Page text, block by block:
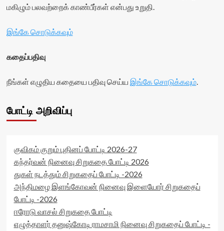
data-
rater-
data-
attribute='true'
<span
class='yasr-
average'>0
(0)
</span>
</div>
stars-
rater-
readonly-
data-
starsize='16'
data-
rater-
postid='16585'
data-
rater-
readonly='true'
data-
readonly-
மகிழும் பலவற்றைக் காண்பீர்கள் என்பது உறுதி.
இங்கே சொடுக்கவும்
கதைப்பதிவு
நீங்கள் எழுதிய கதையை பதிவு செய்ய இங்கே சொடுக்கவும்.
போட்டி அறிவிப்பு
குவிகம் குறும் புதினப் போட்டி 2026-27
கந்தர்வன் நினைவு சிறுகதை போட்டி 2026
துகள் நடத்தும் சிறுகதைப் போட்டி -2026
அந்திமழை இளங்கோவன் நினைவு இளையோர் சிறுகதைப்
போட்டி -2026
ஈரோடு வாசல் சிறுகதை போட்டி
எழுத்தாளர் தனுஷ்கோடி ராமசாமி நினைவு சிறுகதைப் போட்டி -